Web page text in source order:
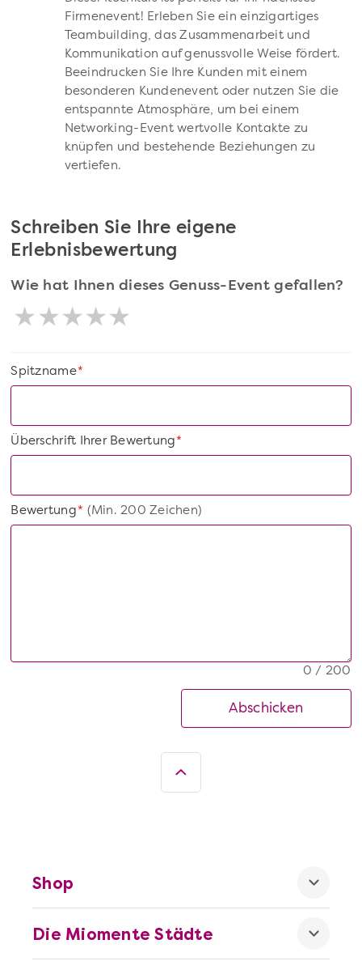
Firmenevent! Erleben Sie ein einzigartiges
Teambuilding, das Zusammenarbeit und
Kommunikation auf genussvolle Weise fördert.
Beeindrucken Sie Ihre Kunden mit einem
besonderen Kundenevent oder nutzen Sie die
entspannte Atmosphäre, um bei einem
Networking-Event wertvolle Kontakte zu
knüpfen und bestehende Beziehungen zu
vertiefen.
Schreiben Sie Ihre eigene
Erlebnisbewertung
Wie hat Ihnen dieses Genuss-Event gefallen?
*
Spitzname
*
Überschrift Ihrer Bewertung
*
Bewertung(Min. 200 Zeichen)
0 / 200
Abschicken
Die Miomente Städte
Shop